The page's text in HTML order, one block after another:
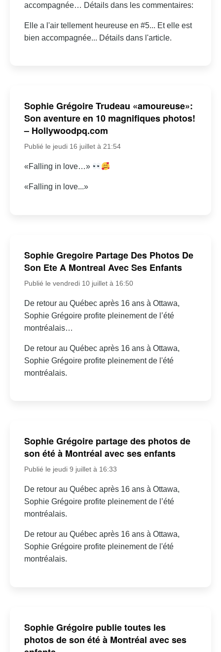
accompagnée… Détails dans les commentaires:
Elle a l'air tellement heureuse en #5... Et elle est
bien accompagnée... Détails dans l'article.
Sophie Grégoire Trudeau «amoureuse»:
Son aventure en 10 magnifiques photos!
– Hollywoodpq.com
Publié le jeudi 16 juillet à 21:54
«Falling in love…»
«Falling in love...»
Sophie Gregoire Partage Des Photos De
Son Ete A Montreal Avec Ses Enfants
Publié le vendredi 10 juillet à 16:50
De retour au Québec après 16 ans à Ottawa,
Sophie Grégoire profite pleinement de l’été
montréalais…
De retour au Québec après 16 ans à Ottawa,
Sophie Grégoire profite pleinement de l'été
montréalais.
Sophie Grégoire partage des photos de
son été à Montréal avec ses enfants
Publié le jeudi 9 juillet à 16:33
De retour au Québec après 16 ans à Ottawa,
Sophie Grégoire profite pleinement de l’été
montréalais.
De retour au Québec après 16 ans à Ottawa,
Sophie Grégoire profite pleinement de l'été
montréalais.
Sophie Grégoire publie toutes les
photos de son été à Montréal avec ses